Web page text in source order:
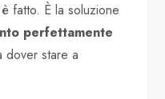
fatto. È la soluzione
perfettamente
dover stare a